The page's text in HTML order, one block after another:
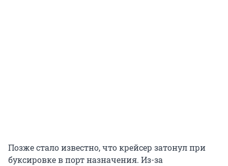
Позже стало известно, что крейсер затонул при
буксировке в порт назначения. Из-за